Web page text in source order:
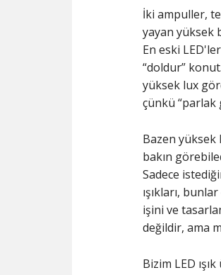
İki ampuller,
yayan yüksek
En eski
“doldur”
yüksek lux
çünkü “parlak
Bazen
bakın
Sadece
ışıkları,
işini ve
değildir, ama
Bizim LED